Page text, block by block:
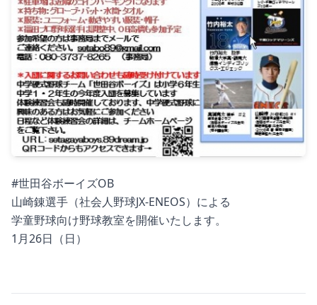
#世田谷ボーイズOB
山崎錬選手（社会人野球JX-ENEOS）による
学童野球向け野球教室を開催いたします。
1月26日（日）